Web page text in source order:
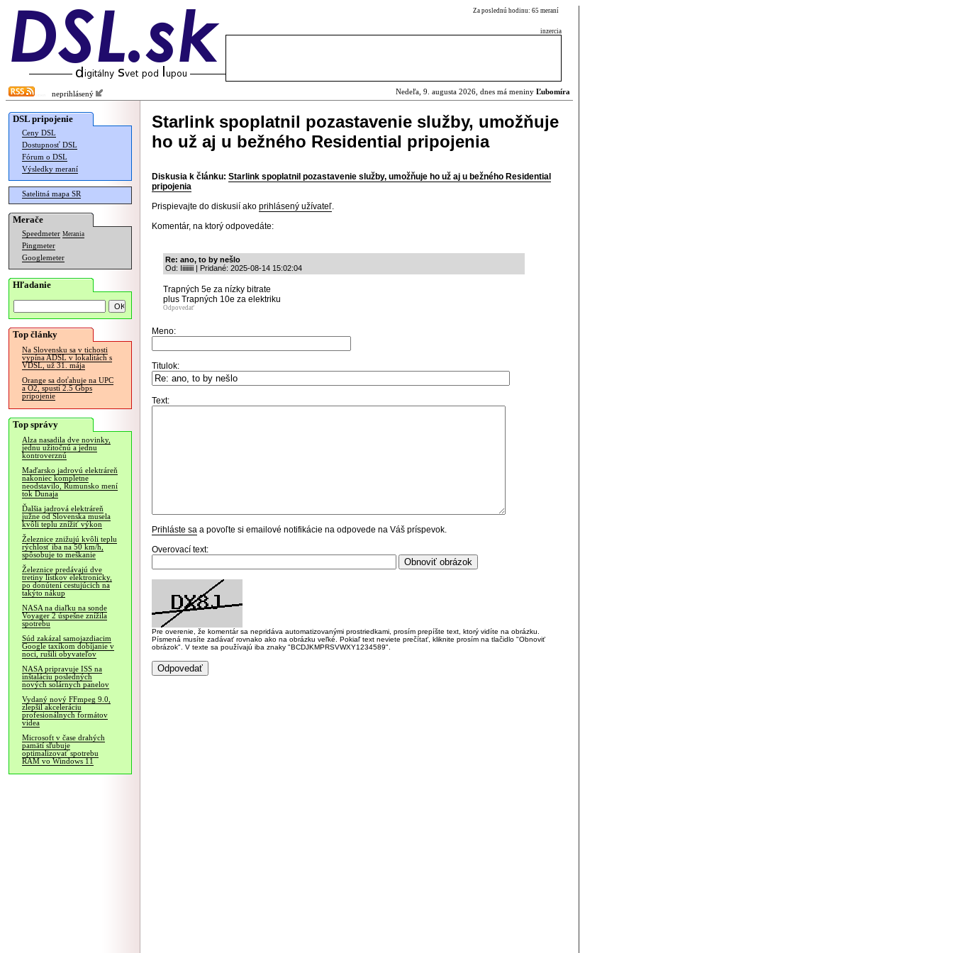
Za poslednú hodinu: 65 meraní
inzercia
neprihlásený Nedeľa, 9. augusta 2026, dnes má meniny Ľubomíra
DSL pripojenie
Ceny DSL
Dostupnosť DSL
Fórum o DSL
Výsledky meraní
Satelitná mapa SR
Merače
Speedmeter Merania
Pingmeter
Googlemeter
Hľadanie
Top články
Na Slovensku sa v tichosti
vypína ADSL v lokalitách s
VDSL, už 31. mája
Orange sa doťahuje na UPC
a O2, spustí 2.5 Gbps
pripojenie
Top správy
Alza nasadila dve novinky,
jednu užitočnú a jednu
kontroverznú
Maďarsko jadrovú elektráreň
nakoniec kompletne
neodstavilo, Rumunsko mení
tok Dunaja
Ďalšia jadrová elektráreň
južne od Slovenska musela
kvôli teplu znížiť výkon
Železnice znižujú kvôli teplu
rýchlosť iba na 50 km/h,
spôsobuje to meškanie
Železnice predávajú dve
tretiny lístkov elektronicky,
po donútení cestujúcich na
takýto nákup
NASA na diaľku na sonde
Voyager 2 úspešne znížila
spotrebu
Súd zakázal samojazdiacim
Google taxíkom dobíjanie v
noci, rušili obyvateľov
NASA pripravuje ISS na
inštaláciu posledných
nových solárnych panelov
Vydaný nový FFmpeg 9.0,
zlepšil akceleráciu
profesionálnych formátov
videa
Microsoft v čase drahých
pamätí sľubuje
optimalizovať spotrebu
RAM vo Windows 11
Starlink spoplatnil pozastavenie služby, umožňuje
ho už aj u bežného Residential pripojenia
Diskusia k článku: Starlink spoplatnil pozastavenie služby, umožňuje ho už aj u bežného Residential
pripojenia
Prispievajte do diskusií ako prihlásený užívateľ.
Komentár, na ktorý odpovedáte:
Re: ano, to by nešlo
Od: Iiiiiiiii | Pridané: 2025-08-14 15:02:04
Trapných 5e za nízky bitrate
plus Trapných 10e za elektriku
Odpovedať
Meno:
Titulok:
Text:
Prihláste sa a povoľte si emailové notifikácie na odpovede na Váš príspevok.
Overovací text:
Pre overenie, že komentár sa nepridáva automatizovanými prostriedkami, prosím prepíšte text, ktorý vidíte na obrázku.
Písmená musíte zadávať rovnako ako na obrázku veľké. Pokiaľ text neviete prečítať, kliknite prosím na tlačidlo "Obnoviť
obrázok". V texte sa používajú iba znaky "BCDJKMPRSVWXY1234589".